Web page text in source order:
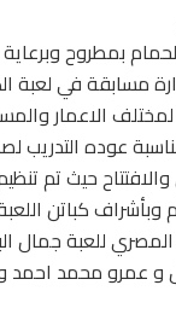
بمطروح
مسابقة في لعبة
لمختلف الاعمار
بمناسبة عوده التدريب
حيث تم
وبأشراف كباتن
المصري للعبة جمال
و عمرو محمد